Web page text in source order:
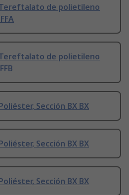
de polietileno
de polietileno
Sección BX BX
Sección BX BX
Sección BX BX